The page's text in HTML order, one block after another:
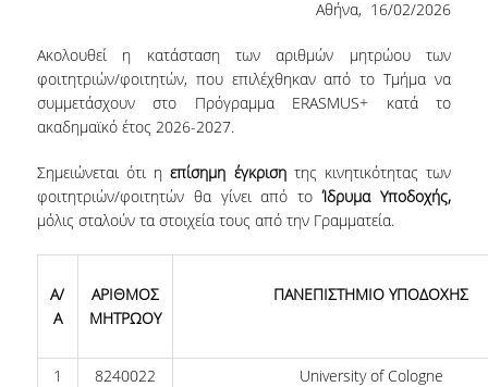
ΚΡΙΤΗΡΙΑ ΚΑΙ ΔΙΑΔΙΚΑΣΙΑ ΕΠΙΛΟΓΗΣ
ΕΡΓΑΣΤΗΡΙΑΚΗ ΥΠΟΔΟΜΗ
TESTIMONIALS
ΑΝΘΡΩΠΙΝΟ ΔΥΝΑΜΙΚΟ
ΠΡΟΣΩΠΙΚΟ ΤΟΥ ΤΜΗΜΑΤΟΣ
Αθήνα, 16/02/2026
Ακολουθεί η κατάσταση των αριθμών μητρώου των
φοιτητριών/φοιτητών, που επιλέχθηκαν από το Τμήμα να
συμμετάσχουν στο Πρόγραμμα ERASMUS+ κατά το
ακαδημαϊκό έτος 2026-2027.
Σημειώνεται ότι ηεπίσημη έγκρισητης κινητικότητας των
φοιτητριών/φοιτητών θα γίνει από τοΊδρυμα Υποδοχής,
μόλις σταλούν τα στοιχεία τους από την Γραμματεία.
Α/
Α
ΑΡΙΘΜΟΣ
ΜΗΤΡΩΟΥ
ΠΑΝΕΠΙΣΤΗΜΙΟ ΥΠΟΔΟΧΗΣ
1 8240022 University of Cologne